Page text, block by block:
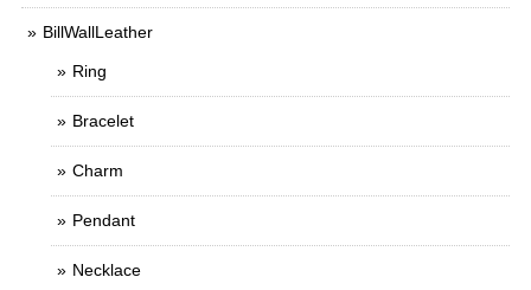
BillWallLeather
Ring
Bracelet
Charm
Pendant
Necklace